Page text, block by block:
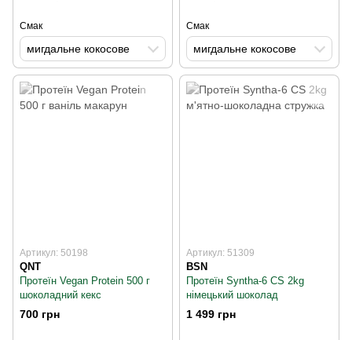
Смак
мигдальне кокосове
Смак
мигдальне кокосове
Артикул: 50198
QNT
Протеїн Vegan Protein 500 г
шоколадний кекс
700 грн
Артикул: 51309
BSN
Протеїн Syntha-6 CS 2kg
німецький шоколад
1 499 грн